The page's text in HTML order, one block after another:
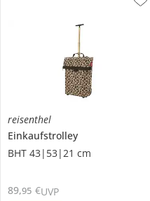
reisenthel
Einkaufstrolley
BHT 43|53|21 cm
89,95 €UVP